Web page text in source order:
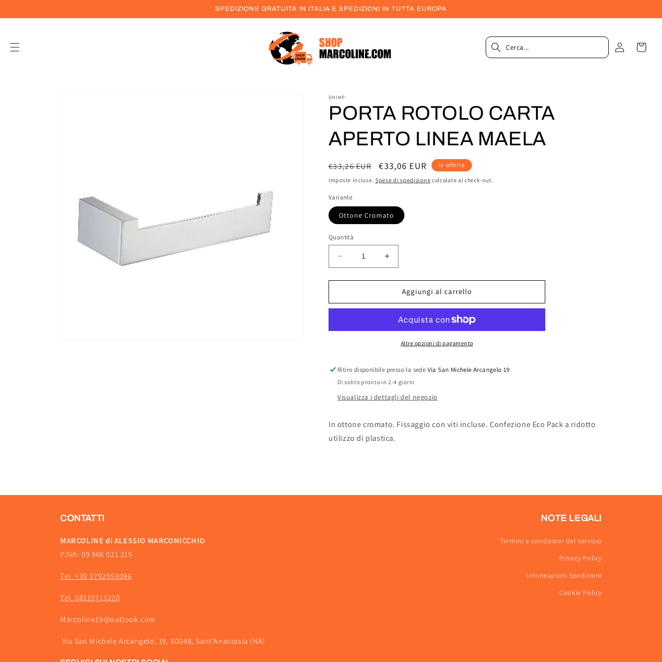
ai contenuti
SPEDIZIONE GRATUITA IN ITALIA E SPEDIZIONI IN TUTTA EUROPA
Accedi
DHIMP
PORTA ROTOLO CARTA
APERTO LINEA MAELA
Prezzo
di
listino
€33,26 EUR
Prezzo
scontato
€33,06 EUR In offerta
Imposte incluse. Spese di spedizione calcolate al check-out.
Variante
Ottone Cromato
Quantità
Diminuisci
quantità
per
ROTOLO
LINEA
Aumenta
quantità
per
PORTA
ROTOLO
APERTO
LINEA
MAELA
Aggiungi al carrello
Altre opzioni di pagamento
Ritiro disponibile presso la sede Via San Michele Arcangelo 19
Di solito pronto in 2-4 giorni
Visualizza i dettagli del negozio
In ottone cromato. Fissaggio con viti incluse. Confezione Eco Pack a ridotto
utilizzo di plastica.
CONTATTI
MARCOLINE di ALESSIO MARCONICCHIO
P.IVA: 09 966 021 215
Tel. +39 3792958096
Tel. 08119713220
Marcoline19@outlook.com
Via San Michele Arcangelo, 19, 80048, Sant'Anastasia (NA)
NOTE LEGALI
Termini e condizioni del servizio
Privacy Policy
Informazioni Spedizioni
Cookie Policy